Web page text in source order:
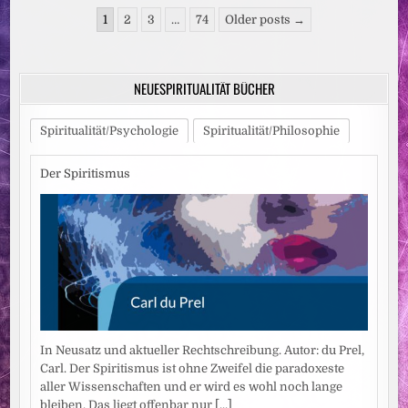
Seitennummerierung
Beiträge
1 2 3 … 74 Older posts →
NEUESPIRITUALITÄT BÜCHER
Spiritualität/Psychologie Spiritualität/Philosophie
Der Spiritismus
In Neusatz und aktueller Rechtschreibung. Autor: du Prel,
Carl. Der Spiritismus ist ohne Zweifel die paradoxeste
aller Wissenschaften und er wird es wohl noch lange
bleiben. Das liegt offenbar nur [...]